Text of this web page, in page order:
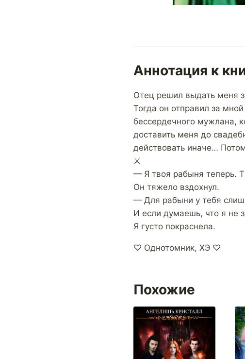
Аннотация к
Отец решил выдать меня
Тогда он отправил за
бессердечного мужлана,
доставить меня до
действовать иначе…
⚔
— Я твоя рабыня теперь.
Он тяжело вздохнул.
— Для рабыни у тебя
И если думаешь, что я не
Я густо покраснела.
♡ Однотомник, ХЭ ♡
Похожие